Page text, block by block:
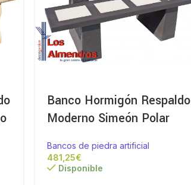
Banco Hormigón Respaldo
Moderno Simeón Polar
Bancos de piedra artificial
€
Disponible